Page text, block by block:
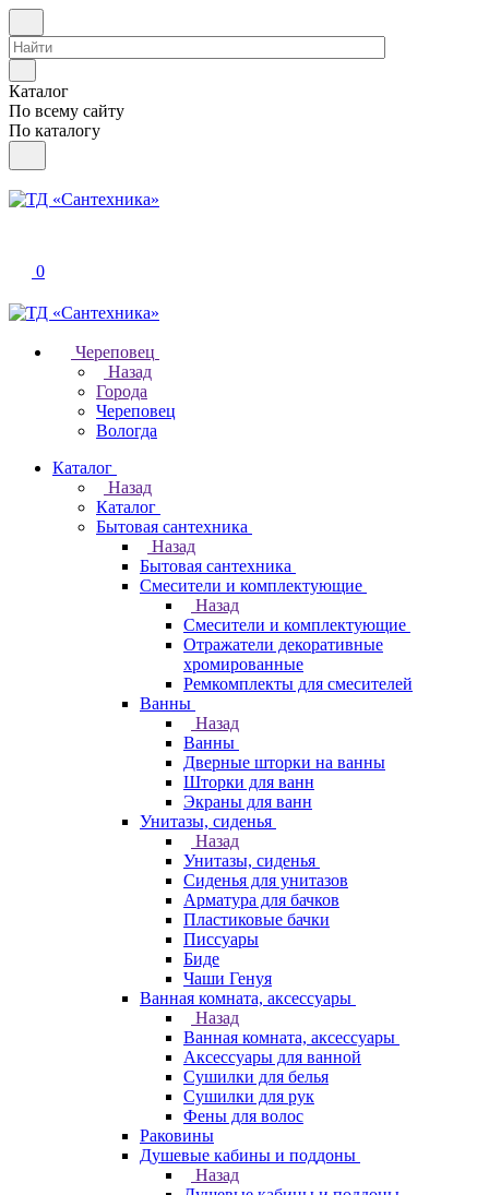
Каталог
По всему сайту
По каталогу
0
Череповец
Назад
Города
Череповец
Вологда
Каталог
Назад
Каталог
Бытовая сантехника
Назад
Бытовая сантехника
Смесители и комплектующие
Назад
Смесители и комплектующие
Отражатели декоративные
хромированные
Ремкомплекты для смесителей
Ванны
Назад
Ванны
Дверные шторки на ванны
Шторки для ванн
Экраны для ванн
Унитазы, сиденья
Назад
Унитазы, сиденья
Сиденья для унитазов
Арматура для бачков
Пластиковые бачки
Писсуары
Биде
Чаши Генуя
Ванная комната, аксессуары
Назад
Ванная комната, аксессуары
Аксессуары для ванной
Сушилки для белья
Сушилки для рук
Фены для волос
Раковины
Душевые кабины и поддоны
Назад